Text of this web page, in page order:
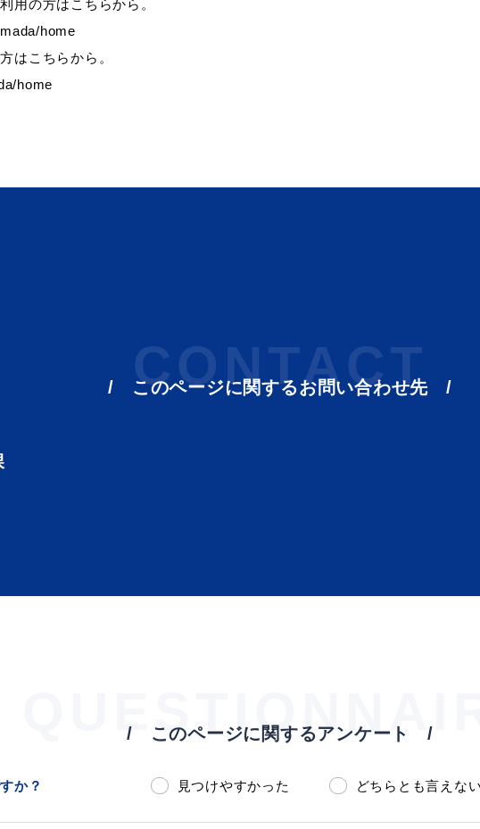
窓口案内
用の方はこちらから。
home
はこちらから。
home
CONTACT
このページに関するお問い合わせ先
このページに関するアンケート
か？ 見つけやすかった どちらとも言えない